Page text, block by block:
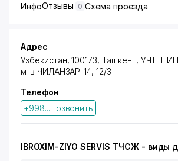
ИнфоОтзывы 0 Схема проезда
Адрес
Узбекистан, 100173, Ташкент,
м-в ЧИЛАНЗАР-14, 12/3
Телефон
+998...Позвонить
IBROXIM-ZIYO SERVIS ТЧСЖ - виды